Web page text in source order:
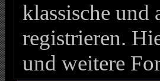
klassische und
registrieren.
und weitere